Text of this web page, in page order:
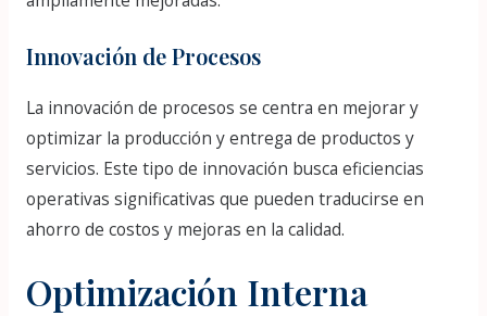
Innovación de Procesos
La innovación de procesos se centra en mejorar y
optimizar la producción y entrega de productos y
servicios. Este tipo de innovación busca eficiencias
operativas significativas que pueden traducirse en
ahorro de costos y mejoras en la calidad.
Optimización Interna